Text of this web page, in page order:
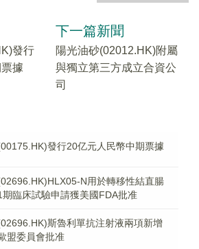
發行
據
下一篇新聞
陽光油砂(02012.HK)附屬
與獨立第三方成立合資公
司
發行20亿元人民幣中期票據
N用於轉移性結直腸
期臨床試驗申請獲美國FDA批准
斯魯利單抗注射液兩項新增
盟委員會批准